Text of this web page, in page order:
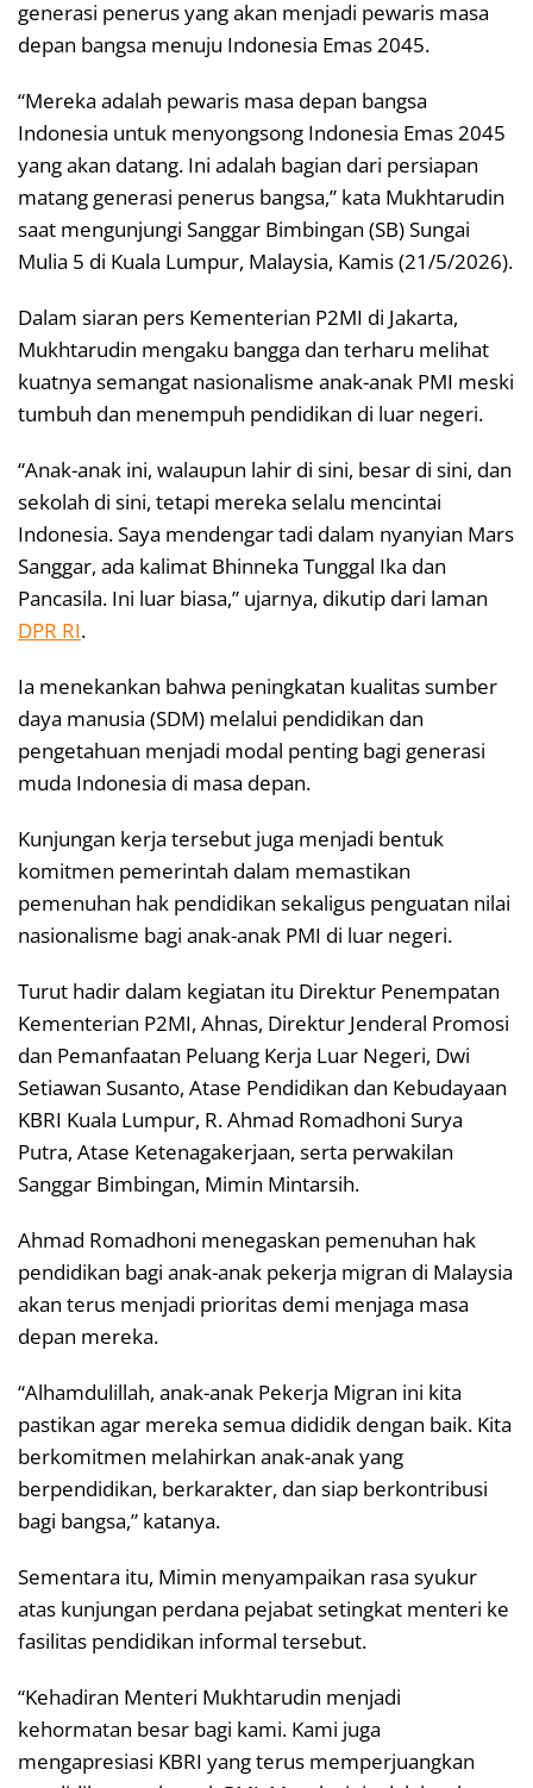
generasi penerus yang akan menjadi pewaris masa
depan bangsa menuju Indonesia Emas 2045.
“Mereka adalah pewaris masa depan bangsa
Indonesia untuk menyongsong Indonesia Emas 2045
yang akan datang. Ini adalah bagian dari persiapan
matang generasi penerus bangsa,” kata Mukhtarudin
saat mengunjungi Sanggar Bimbingan (SB) Sungai
Mulia 5 di Kuala Lumpur, Malaysia, Kamis (21/5/2026).
Dalam siaran pers Kementerian P2MI di Jakarta,
Mukhtarudin mengaku bangga dan terharu melihat
kuatnya semangat nasionalisme anak-anak PMI meski
tumbuh dan menempuh pendidikan di luar negeri.
“Anak-anak ini, walaupun lahir di sini, besar di sini, dan
sekolah di sini, tetapi mereka selalu mencintai
Indonesia. Saya mendengar tadi dalam nyanyian Mars
Sanggar, ada kalimat Bhinneka Tunggal Ika dan
Pancasila. Ini luar biasa,” ujarnya, dikutip dari laman
DPR RI.
Ia menekankan bahwa peningkatan kualitas sumber
daya manusia (SDM) melalui pendidikan dan
pengetahuan menjadi modal penting bagi generasi
muda Indonesia di masa depan.
Kunjungan kerja tersebut juga menjadi bentuk
komitmen pemerintah dalam memastikan
pemenuhan hak pendidikan sekaligus penguatan nilai
nasionalisme bagi anak-anak PMI di luar negeri.
Turut hadir dalam kegiatan itu Direktur Penempatan
Kementerian P2MI, Ahnas, Direktur Jenderal Promosi
dan Pemanfaatan Peluang Kerja Luar Negeri, Dwi
Setiawan Susanto, Atase Pendidikan dan Kebudayaan
KBRI Kuala Lumpur, R. Ahmad Romadhoni Surya
Putra, Atase Ketenagakerjaan, serta perwakilan
Sanggar Bimbingan, Mimin Mintarsih.
Ahmad Romadhoni menegaskan pemenuhan hak
pendidikan bagi anak-anak pekerja migran di Malaysia
akan terus menjadi prioritas demi menjaga masa
depan mereka.
“Alhamdulillah, anak-anak Pekerja Migran ini kita
pastikan agar mereka semua dididik dengan baik. Kita
berkomitmen melahirkan anak-anak yang
berpendidikan, berkarakter, dan siap berkontribusi
bagi bangsa,” katanya.
Sementara itu, Mimin menyampaikan rasa syukur
atas kunjungan perdana pejabat setingkat menteri ke
fasilitas pendidikan informal tersebut.
“Kehadiran Menteri Mukhtarudin menjadi
kehormatan besar bagi kami. Kami juga
mengapresiasi KBRI yang terus memperjuangkan